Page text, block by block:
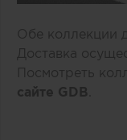
Обе коллекции
Доставка
Посмотреть
сайте GDB